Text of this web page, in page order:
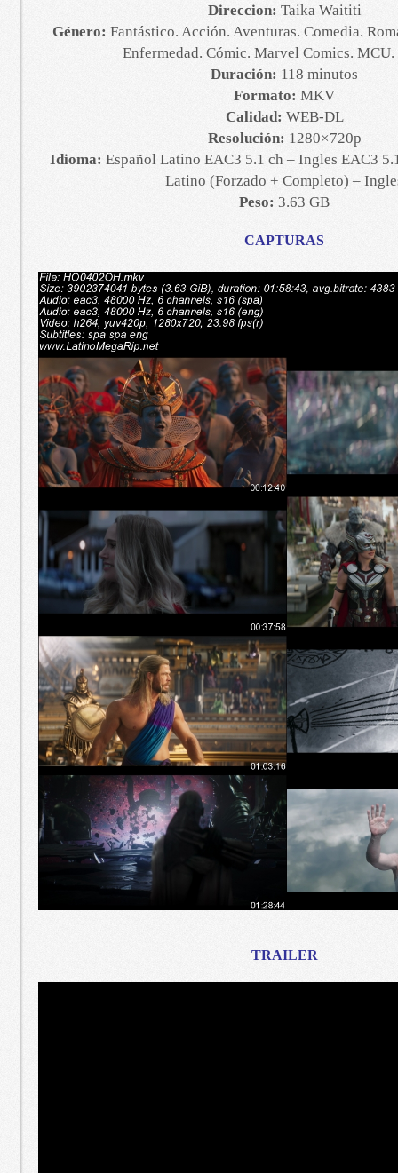
Direccion: Taika Waititi
Género: Fantástico. Acción. Aventuras. Comedia.
Enfermedad. Cómic. Marvel Comics. MCU.
Duración: 118 minutos
Formato: MKV
Calidad: WEB-DL
Resolución: 1280×720p
Idioma: Español Latino EAC3 5.1 ch – Ingles EAC3
Latino (Forzado + Completo) –
Peso: 3.63 GB
CAPTURAS
TRAILER